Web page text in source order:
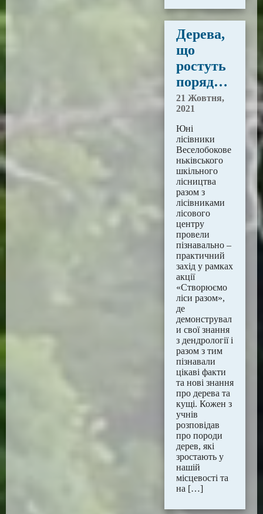
Дерева,
що
ростуть
поряд…
21 Жовтня,
2021
Юні
лісівники
Веселобокове
ньківського
шкільного
лісництва
разом з
лісівниками
лісового
центру
провели
пізнавально –
практичний
захід у рамках
акції
«Створюємо
ліси разом»,
де
демонструвал
и свої знання
з дендрології і
разом з тим
пізнавали
цікаві факти
та нові знання
про дерева та
кущі. Кожен з
учнів
розповідав
про породи
дерев, які
зростають у
нашій
місцевості та
на […]